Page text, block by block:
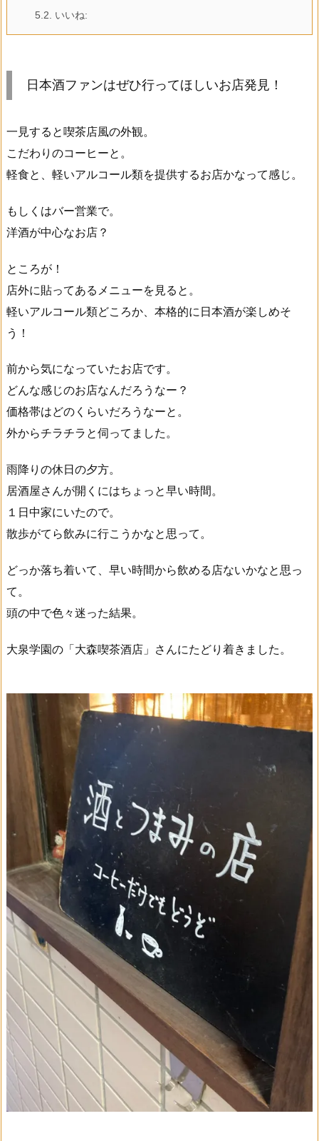
5.2.
いいね:
日本酒ファンはぜひ行ってほしいお店発見！
一見すると喫茶店風の外観。
こだわりのコーヒーと。
軽食と、軽いアルコール類を提供するお店かなって感じ。
もしくはバー営業で。
洋酒が中心なお店？
ところが！
店外に貼ってあるメニューを見ると。
軽いアルコール類どころか、本格的に日本酒が楽しめそ
う！
前から気になっていたお店です。
どんな感じのお店なんだろうなー？
価格帯はどのくらいだろうなーと。
外からチラチラと伺ってました。
雨降りの休日の夕方。
居酒屋さんが開くにはちょっと早い時間。
１日中家にいたので。
散歩がてら飲みに行こうかなと思って。
どっか落ち着いて、早い時間から飲める店ないかなと思っ
て。
頭の中で色々迷った結果。
大泉学園の「大森喫茶酒店」さんにたどり着きました。